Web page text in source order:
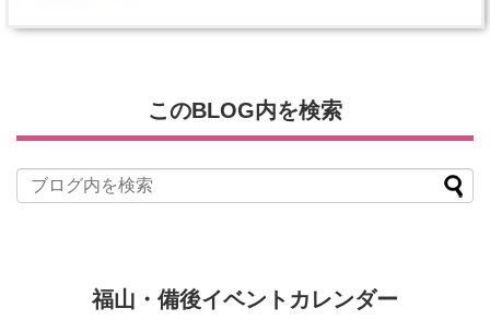
このBLOG内を検索
福山・備後イベントカレンダー